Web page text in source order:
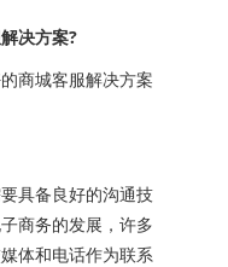
决方案?
商城客服解决方案
具备良好的沟通技
商务的发展，许多
体和电话作为联系